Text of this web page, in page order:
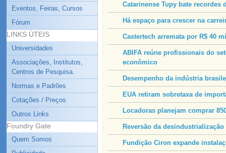
Eventos, Feiras, Cursos
Fórum
LINKS ÚTEIS
Universidades
Associações, Institutos,
Centros de Pesquisa.
Normas e Padrões
Cotações / Preços
Outros Links
Foundry Gate
Quem Somos
Catarinense Tupy bate
Há espaço para crescer na
Castertech arremata por R$ 40
ABIFA reúne profissionais do
econômico
Desempenho da indústria
EUA retiram sobretaxa de
Locadoras planejam comprar
Reversão da
Fundição Ciron expande